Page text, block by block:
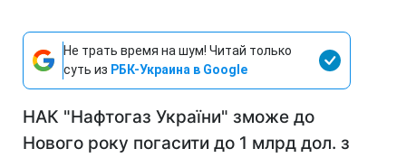
Не трать время на шум! Читай только
суть из РБК-Украина в Google
НАК "Нафтогаз України" зможе до
Нового року погасити до 1 млрд дол. з